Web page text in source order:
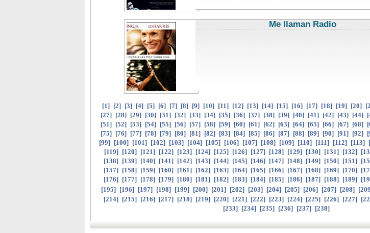
Me llaman Radio
[1] [2] [3] [4] [5] [6] [7] [8] [9] [10] [11] [12] [13] [14] [15] [16] [17] [18] [19] [20] [
[27] [28] [29] [30] [31] [32] [33] [34] [35] [36] [37] [38] [39] [40] [41] [42] [43] [44] [
[51] [52] [53] [54] [55] [56] [57] [58] [59] [60] [61] [62] [63] [64] [65] [66] [67] [68] [
[75] [76] [77] [78] [79] [80] [81] [82] [83] [84] [85] [86] [87] [88] [89] [90] [91] [92] [
[99] [100] [101] [102] [103] [104] [105] [106] [107] [108] [109] [110] [111] [112] [113] [
[119] [120] [121] [122] [123] [124] [125] [126] [127] [128] [129] [130] [131] [132] [
[138] [139] [140] [141] [142] [143] [144] [145] [146] [147] [148] [149] [150] [151] [
[157] [158] [159] [160] [161] [162] [163] [164] [165] [166] [167] [168] [169] [170] [
[176] [177] [178] [179] [180] [181] [182] [183] [184] [185] [186] [187] [188] [189] [
[195] [196] [197] [198] [199] [200] [201] [202] [203] [204] [205] [206] [207] [208] [209
[214] [215] [216] [217] [218] [219] [220] [221] [222] [223] [224] [225] [226] [227] [
[233] [234] [235] [236] [237] [238]